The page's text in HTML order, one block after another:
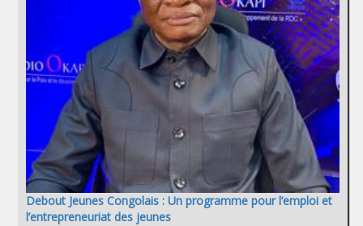
Debout Jeunes Congolais : Un programme pour l’emploi et
l’entrepreneuriat des jeunes